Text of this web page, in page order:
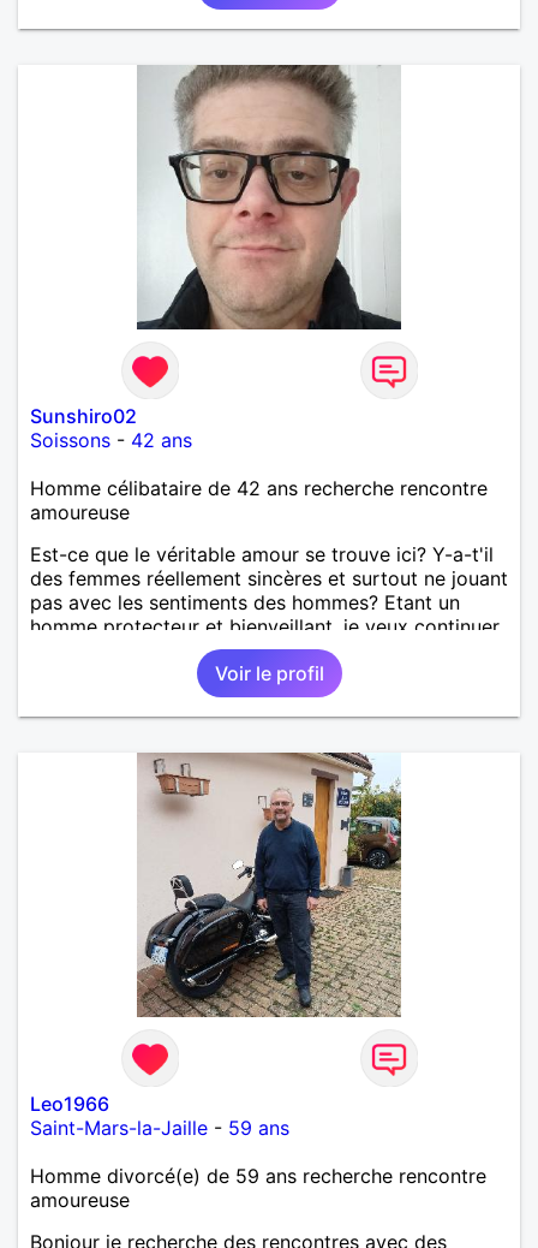
Sunshiro02
Soissons - 42 ans
Homme célibataire de 42 ans recherche rencontre
amoureuse
Est-ce que le véritable amour se trouve ici? Y-a-t'il
des femmes réellement sincères et surtout ne jouant
pas avec les sentiments des hommes? Etant un
homme protecteur et bienveillant, je veux continuer
d'y croire et pouvoir enfin former la petite famille
que je désir temps. Faux profil, profiteuse et autres
joyeuseté passer votre chemin, vous ne
m'intéressez pas du tout!
Voir le profil
Leo1966
Saint-Mars-la-Jaille - 59 ans
Homme divorcé(e) de 59 ans recherche rencontre
amoureuse
Bonjour je recherche des rencontres avec des